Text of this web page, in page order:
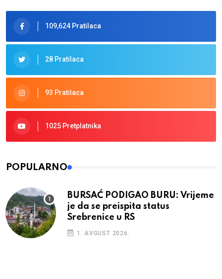
109,624 Pratilaca
28 Pratilaca
93 Pratilaca
1025 Pretplatnika
POPULARNO
BURSAĆ PODIGAO BURU: Vrijeme
je da se preispita status
Srebrenice u RS
1. AVGUST 2026.